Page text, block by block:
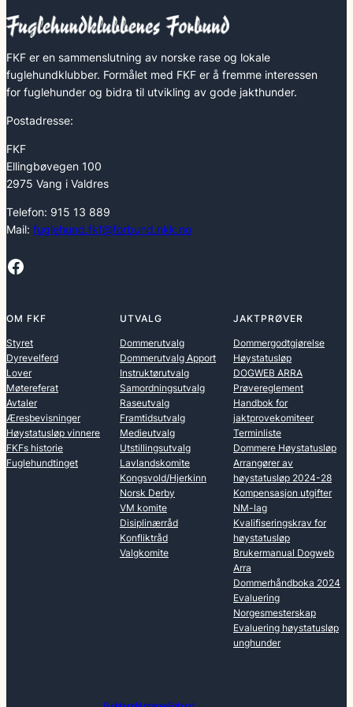
FKF er en sammenslutning av norske rase og lokale
fuglehundklubber. Formålet med FKF er å fremme interessen
for fuglehunder og bidra til utvikling av gode jakthunder.
Postadresse:
FKF
Ellingbøvegen 100
2975 Vang i Valdres
Telefon: 915 13 889
Mail: fuglehund.fkf@forbund.nkk.no
Facebook
OM FKF
Styret
Dyrevelferd
Lover
Møtereferat
Avtaler
Æresbevisninger
Høystatusløp vinnere
FKFs historie
Fuglehundtinget
UTVALG
Dommerutvalg
Dommerutvalg Apport
Instruktørutvalg
Samordningsutvalg
Raseutvalg
Framtidsutvalg
Medieutvalg
Utstillingsutvalg
Lavlandskomite
Kongsvold/Hjerkinn
Norsk Derby
VM komite
Disiplinærråd
Konfliktråd
Valgkomite
JAKTPRØVER
Dommergodtgjørelse
Høystatusløp
DOGWEB ARRA
Prøvereglement
Handbok for
jaktprovekomiteer
Terminliste
Dommere Høystatusløp
Arrangører av
høystatusløp 2024-28
Kompensasjon utgifter
NM-lag
Kvalifiseringskrav for
høystatusløp
Brukermanual Dogweb
Arra
Dommerhåndboka 2024
Evaluering
Norgesmesterskap
Evaluering høystatusløp
unghunder